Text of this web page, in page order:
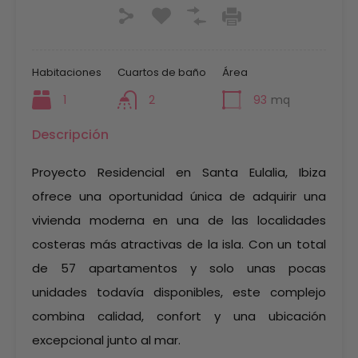
Habitaciones
1
Cuartos de baño
2
Área
93 mq
Descripción
Proyecto Residencial en Santa Eulalia, Ibiza
ofrece una oportunidad única de adquirir una
vivienda moderna en una de las localidades
costeras más atractivas de la isla. Con un total
de 57 apartamentos y solo unas pocas
unidades todavía disponibles, este complejo
combina calidad, confort y una ubicación
excepcional junto al mar.